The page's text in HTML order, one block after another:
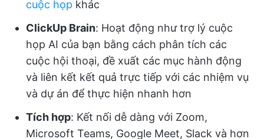
cuộc họp khác
ClickUp Brain: Hoạt động như trợ lý cuộc
họp AI của bạn bằng cách phân tích các
cuộc hội thoại, đề xuất các mục hành động
và liên kết kết quả trực tiếp với các nhiệm vụ
và dự án để thực hiện nhanh hơn
Tích hợp: Kết nối dễ dàng với Zoom,
Microsoft Teams, Google Meet, Slack và hơn